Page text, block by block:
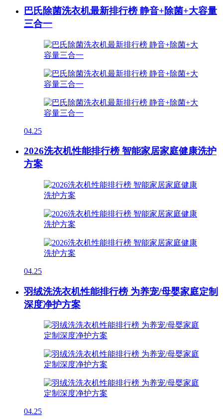
巴氏除菌洗衣机最新排行榜 静音+除菌+大容量
三合一
04.25
2026洗衣机性能排行榜 智能家居家庭健康洗护
方案
04.25
羽绒洗洗衣机性能排行榜 为养宠/母婴家庭定制
深度净护方案
04.25